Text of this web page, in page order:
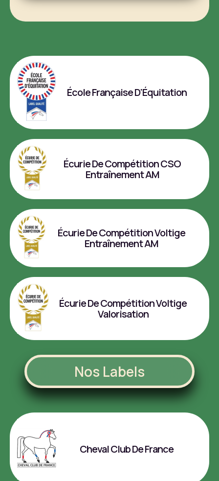
École Française D'Équitation
Écurie De Compétition CSO
Entraînement AM
Écurie De Compétition Voltige
Entraînement AM
Écurie De Compétition Voltige
Valorisation
Nos Labels
Cheval Club De France